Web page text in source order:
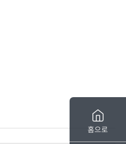
홈으로